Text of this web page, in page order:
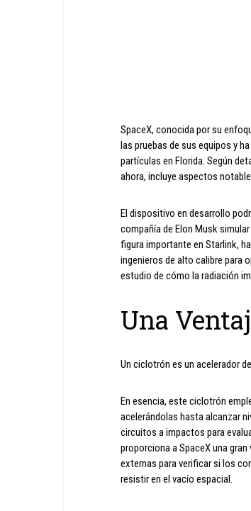
SpaceX, conocida por su
las pruebas de sus equipos y
partículas en Florida. Según
ahora, incluye aspectos
El dispositivo en desarrollo
compañía de Elon Musk
figura importante en Starlink,
ingenieros de alto calibre para
estudio de cómo la radiación
Una
Un ciclotrón es un acelerador
En esencia, este ciclotrón
acelerándolas hasta alcanzar
circuitos a impactos para
proporciona a SpaceX una
externas para verificar si los
resistir en el vacío espacial.